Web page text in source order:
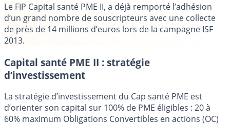
Le FIP Capital santé PME II, a déjà remporté l’adhésion
d’un grand nombre de souscripteurs avec une collecte
de près de 14 millions d’euros lors de la campagne ISF
2013.
Capital santé PME II : stratégie
d’investissement
La stratégie d’investissement du Cap santé PME est
d’orienter son capital sur 100% de PME éligibles : 20 à
60% maximum Obligations Convertibles en actions (OC)